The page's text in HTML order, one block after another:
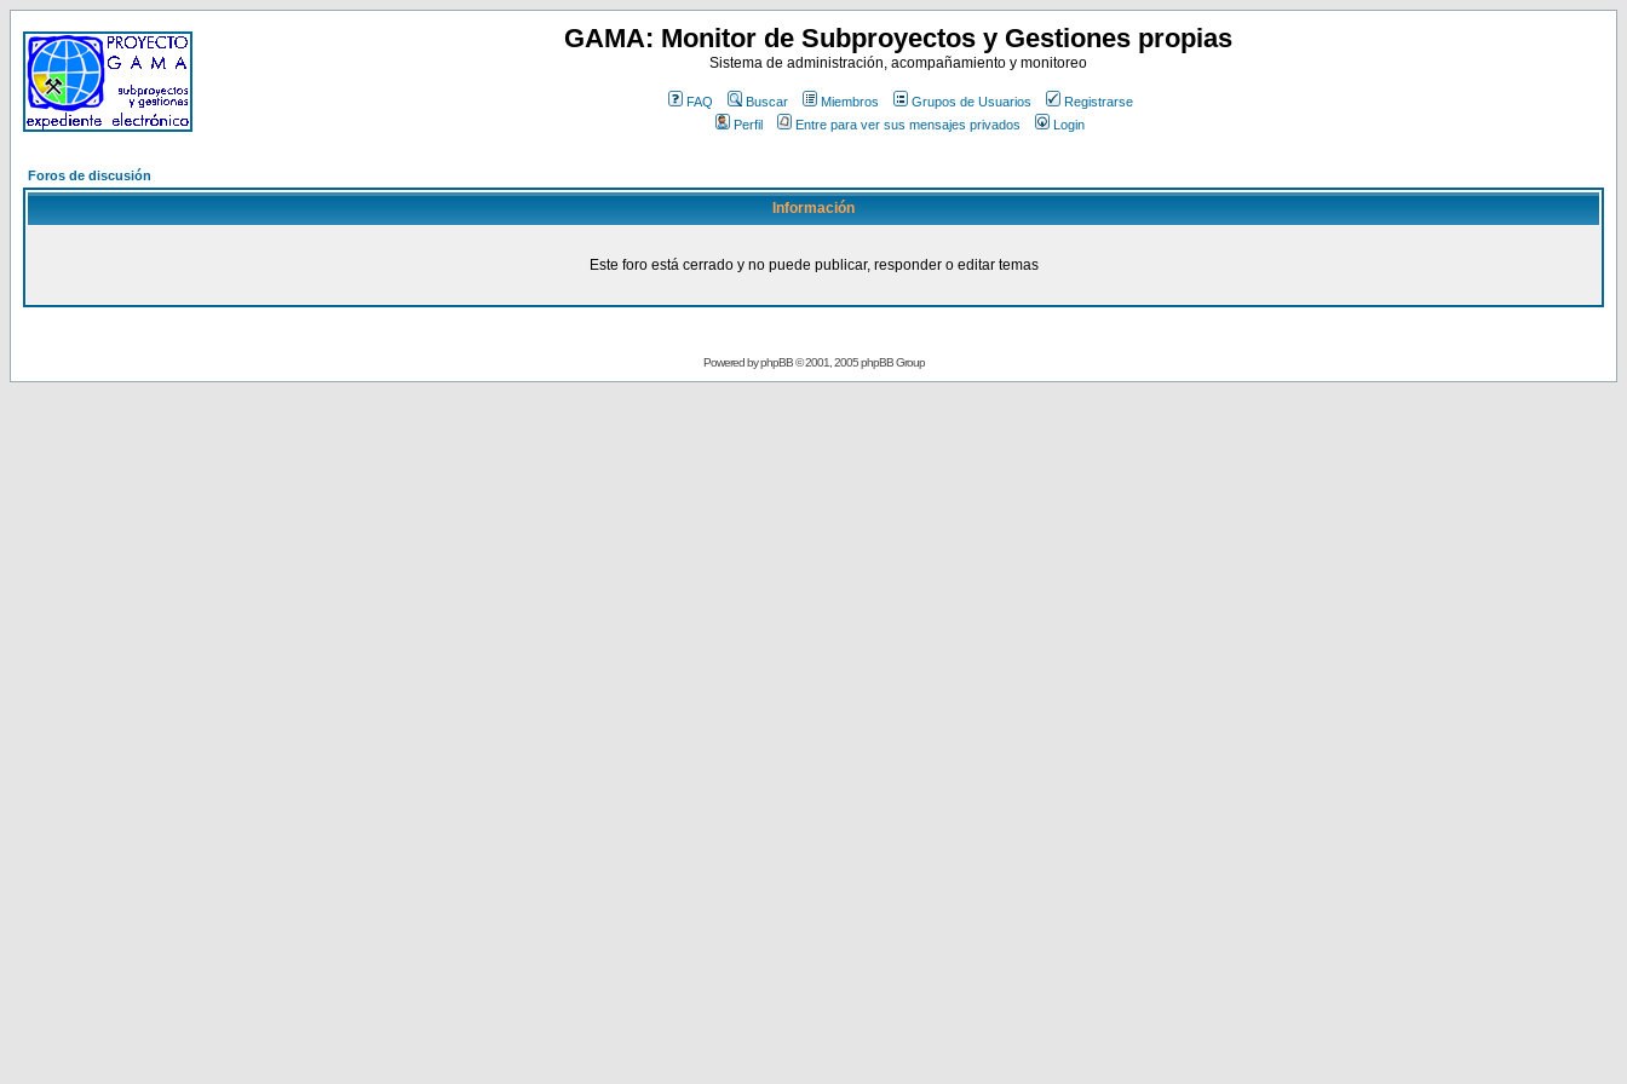
GAMA: Monitor de Subproyectos y Gestiones propias
Sistema de administración, acompañamiento y monitoreo
FAQ Buscar Miembros Grupos de Usuarios
Registrarse
Perfil
Entre para ver sus mensajes privados Login
Foros de discusión
Información
Este foro está cerrado y no puede publicar, responder o editar temas
Powered byphpBB© 2001, 2005 phpBB Group